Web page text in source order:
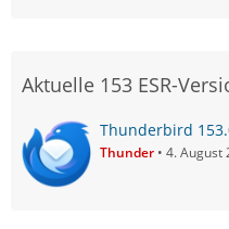
Aktuelle 153 ESR-
Thunderbird
Thunder 4. August